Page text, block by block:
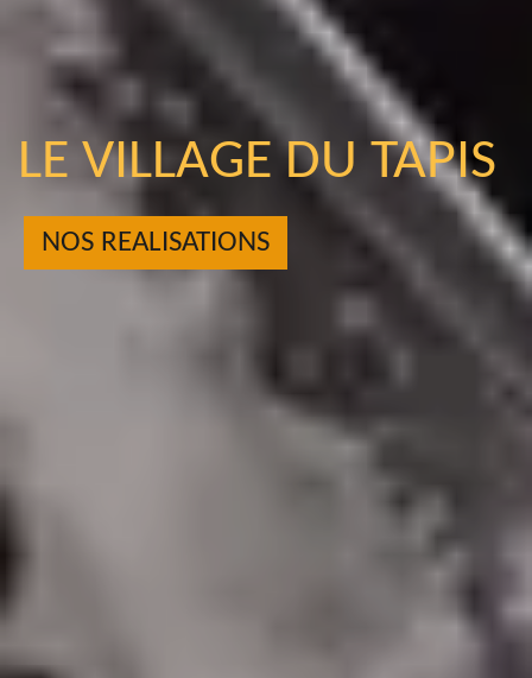
LE VILLAGE DU TAPIS
NOS REALISATIONS